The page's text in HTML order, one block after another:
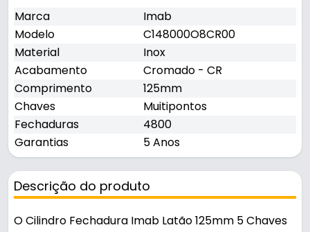
Marca
Imab
Modelo
C148000O8CR00
Material
Inox
Acabamento
Cromado - CR
Comprimento
125mm
Chaves
Muitipontos
Fechaduras
4800
Garantias
5 Anos
Descrição do produto
O Cilindro Fechadura Imab Latão 125mm 5 Chaves